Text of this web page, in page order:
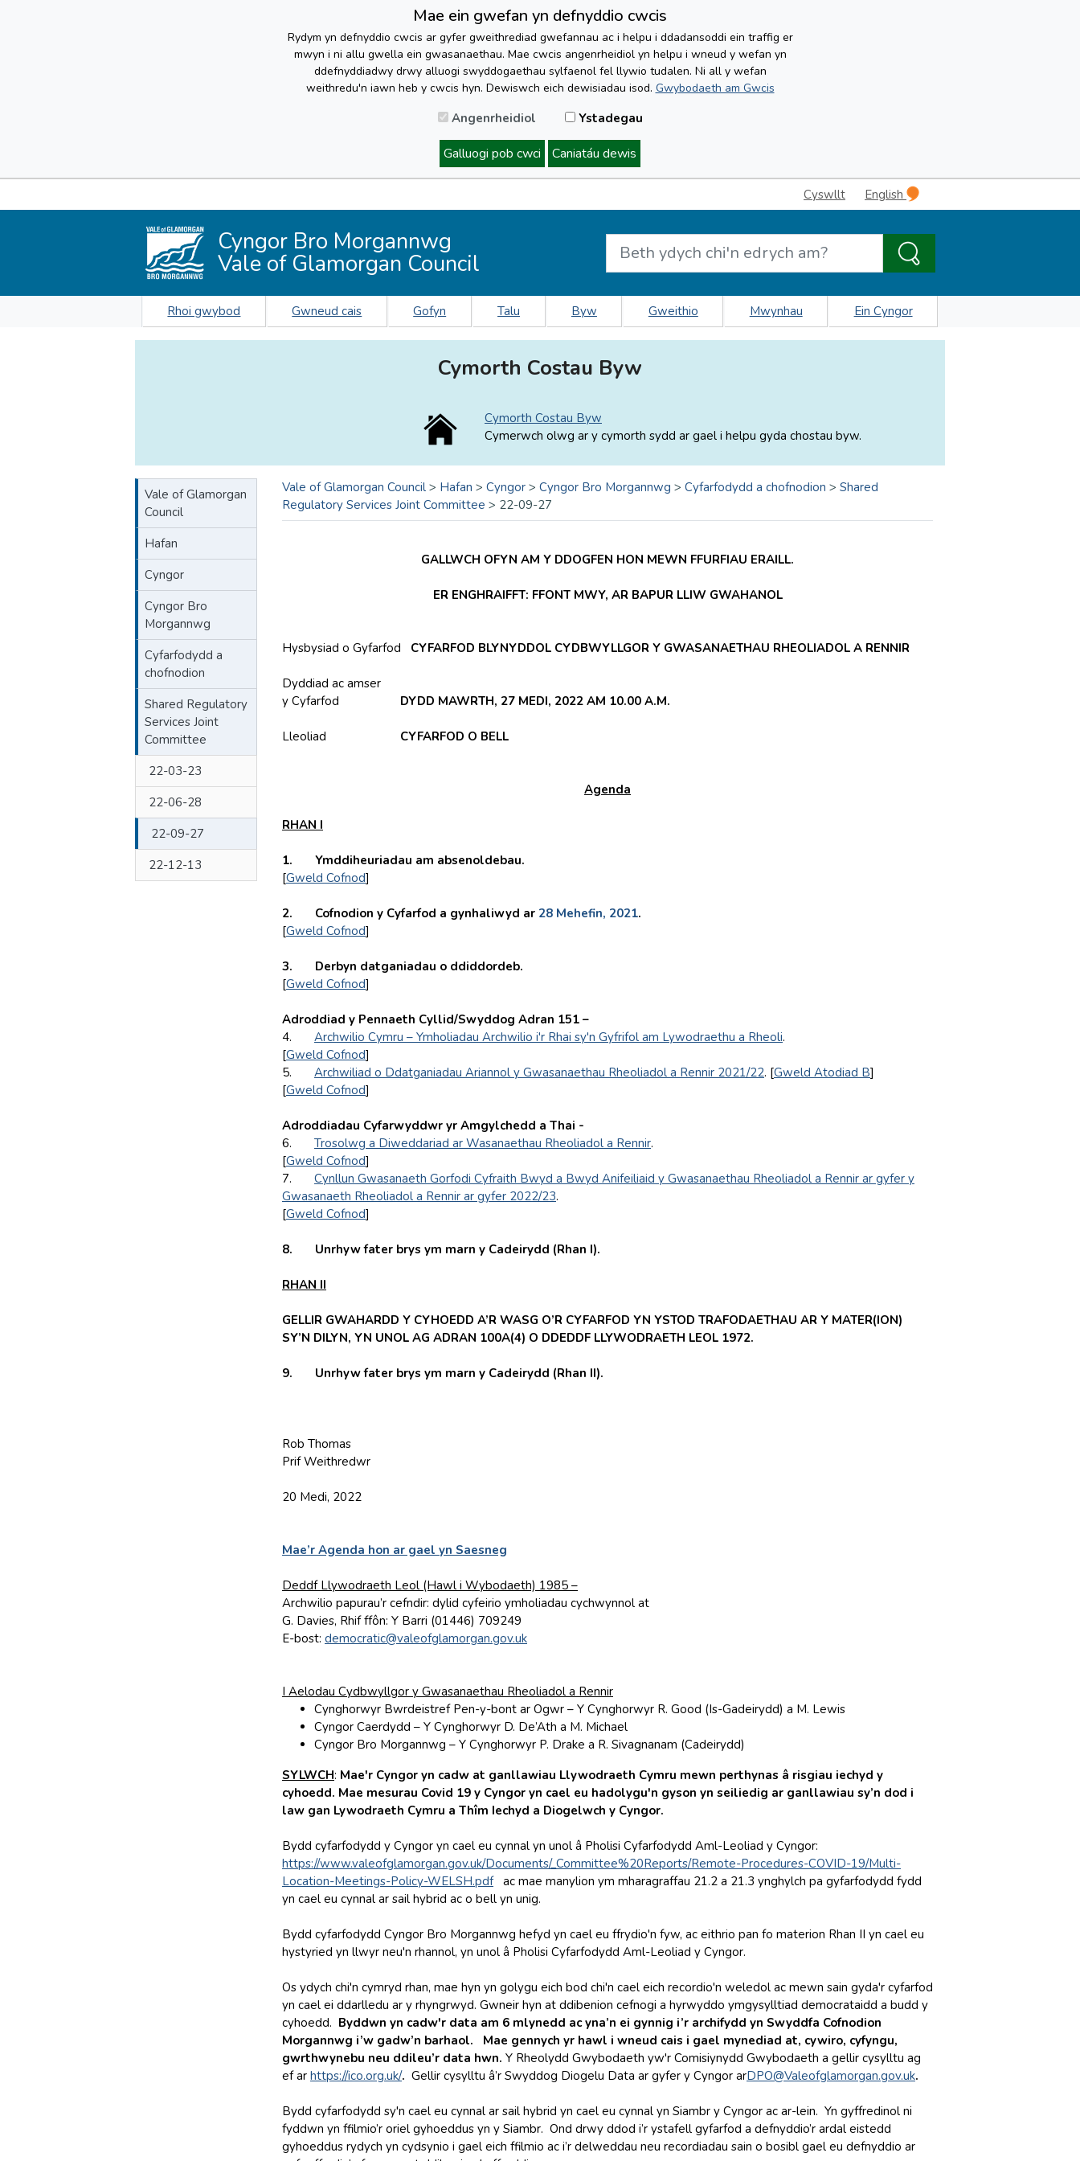
Mae ein gwefan yn defnyddio cwcis
Rydym yn defnyddio cwcis ar gyfer gweithrediad gwefannau ac i helpu i ddadansoddi ein traffig er
mwyn i ni allu gwella ein gwasanaethau. Mae cwcis angenrheidiol yn helpu i wneud y wefan yn
ddefnyddiadwy drwy alluogi swyddogaethau sylfaenol fel llywio tudalen. Ni all y wefan
weithredu'n iawn heb y cwcis hyn. Dewiswch eich dewisiadau isod. Gwybodaeth am Gwcis
Angenrheidiol Ystadegau
Galluogi pob cwci Caniatáu dewis
Cyswllt English
Cyngor Bro Morgannwg
Vale of Glamorgan Council
Rhoi gwybod Gwneud cais Gofyn Talu Byw Gweithio Mwynhau Ein Cyngor
Cymorth Costau Byw
Cymorth Costau Byw
Cymerwch olwg ar y cymorth sydd ar gael i helpu gyda chostau byw.
Vale of Glamorgan
Council
Hafan
Cyngor
Cyngor Bro
Morgannwg
Cyfarfodydd a
chofnodion
Shared Regulatory
Services Joint
Committee
22-03-23
22-06-28
22-09-27
22-12-13
Vale of Glamorgan Council > Hafan > Cyngor > Cyngor Bro Morgannwg > Cyfarfodydd a chofnodion > Shared
Regulatory Services Joint Committee > 22-09-27
GALLWCH OFYN AM Y DDOGFEN HON MEWN FFURFIAU ERAILL.
ER ENGHRAIFFT: FFONT MWY, AR BAPUR LLIW GWAHANOL
Hysbysiad o Gyfarfod CYFARFOD BLYNYDDOL CYDBWYLLGOR Y GWASANAETHAU RHEOLIADOL A RENNIR
Dyddiad ac amser
y Cyfarfod DYDD MAWRTH, 27 MEDI, 2022 AM 10.00 A.M.
Lleoliad CYFARFOD O BELL
Agenda
RHAN I
1. Ymddiheuriadau am absenoldebau.
[Gweld Cofnod]
2. Cofnodion y Cyfarfod a gynhaliwyd ar 28 Mehefin, 2021.
[Gweld Cofnod]
3. Derbyn datganiadau o ddiddordeb.
[Gweld Cofnod]
Adroddiad y Pennaeth Cyllid/Swyddog Adran 151 –
4. Archwilio Cymru – Ymholiadau Archwilio i'r Rhai sy'n Gyfrifol am Lywodraethu a Rheoli.
[Gweld Cofnod]
5. Archwiliad o Ddatganiadau Ariannol y Gwasanaethau Rheoliadol a Rennir 2021/22. [Gweld Atodiad B]
[Gweld Cofnod]
Adroddiadau Cyfarwyddwr yr Amgylchedd a Thai -
6. Trosolwg a Diweddariad ar Wasanaethau Rheoliadol a Rennir.
[Gweld Cofnod]
7. Cynllun Gwasanaeth Gorfodi Cyfraith Bwyd a Bwyd Anifeiliaid y Gwasanaethau Rheoliadol a Rennir ar gyfer y
Gwasanaeth Rheoliadol a Rennir ar gyfer 2022/23.
[Gweld Cofnod]
8. Unrhyw fater brys ym marn y Cadeirydd (Rhan I).
RHAN II
GELLIR GWAHARDD Y CYHOEDD A’R WASG O’R CYFARFOD YN YSTOD TRAFODAETHAU AR Y MATER(ION)
SY’N DILYN, YN UNOL AG ADRAN 100A(4) O DDEDDF LLYWODRAETH LEOL 1972.
9. Unrhyw fater brys ym marn y Cadeirydd (Rhan II).
Rob Thomas
Prif Weithredwr
20 Medi, 2022
Mae’r Agenda hon ar gael yn Saesneg
Deddf Llywodraeth Leol (Hawl i Wybodaeth) 1985 –
Archwilio papurau’r cefndir: dylid cyfeirio ymholiadau cychwynnol at
G. Davies, Rhif ffôn: Y Barri (01446) 709249
E-bost: democratic@valeofglamorgan.gov.uk
I Aelodau Cydbwyllgor y Gwasanaethau Rheoliadol a Rennir
Cynghorwyr Bwrdeistref Pen-y-bont ar Ogwr – Y Cynghorwyr R. Good (Is-Gadeirydd) a M. Lewis
Cyngor Caerdydd – Y Cynghorwyr D. De’Ath a M. Michael
Cyngor Bro Morgannwg – Y Cynghorwyr P. Drake a R. Sivagnanam (Cadeirydd)
SYLWCH: Mae'r Cyngor yn cadw at ganllawiau Llywodraeth Cymru mewn perthynas â risgiau iechyd y
cyhoedd. Mae mesurau Covid 19 y Cyngor yn cael eu hadolygu'n gyson yn seiliedig ar ganllawiau sy’n dod i
law gan Lywodraeth Cymru a Thîm Iechyd a Diogelwch y Cyngor.
Bydd cyfarfodydd y Cyngor yn cael eu cynnal yn unol â Pholisi Cyfarfodydd Aml-Leoliad y Cyngor:
https://www.valeofglamorgan.gov.uk/Documents/_Committee%20Reports/Remote-Procedures-COVID-19/Multi-
Location-Meetings-Policy-WELSH.pdfac mae manylion ym mharagraffau 21.2 a 21.3 ynghylch pa gyfarfodydd fydd
yn cael eu cynnal ar sail hybrid ac o bell yn unig.
Bydd cyfarfodydd Cyngor Bro Morgannwg hefyd yn cael eu ffrydio'n fyw, ac eithrio pan fo materion Rhan II yn cael eu
hystyried yn llwyr neu'n rhannol, yn unol â Pholisi Cyfarfodydd Aml-Leoliad y Cyngor.
Os ydych chi'n cymryd rhan, mae hyn yn golygu eich bod chi'n cael eich recordio'n weledol ac mewn sain gyda'r cyfarfod
yn cael ei ddarlledu ar y rhyngrwyd. Gwneir hyn at ddibenion cefnogi a hyrwyddo ymgysylltiad democrataidd a budd y
cyhoedd. Byddwn yn cadw'r data am 6 mlynedd ac yna’n ei gynnig i’r archifydd yn Swyddfa Cofnodion
Morgannwg i’w gadw’n barhaol. Mae gennych yr hawl i wneud cais i gael mynediad at, cywiro, cyfyngu,
gwrthwynebu neu ddileu’r data hwn. Y Rheolydd Gwybodaeth yw'r Comisiynydd Gwybodaeth a gellir cysylltu ag
ef ar https://ico.org.uk/. Gellir cysylltu â’r Swyddog Diogelu Data ar gyfer y Cyngor arDPO@Valeofglamorgan.gov.uk.
Bydd cyfarfodydd sy'n cael eu cynnal ar sail hybrid yn cael eu cynnal yn Siambr y Cyngor ac ar-lein. Yn gyffredinol ni
fyddwn yn ffilmio’r oriel gyhoeddus yn y Siambr. Ond drwy ddod i’r ystafell gyfarfod a defnyddio’r ardal eistedd
gyhoeddus rydych yn cydsynio i gael eich ffilmio ac i’r delweddau neu recordiadau sain o bosibl gael eu defnyddio ar